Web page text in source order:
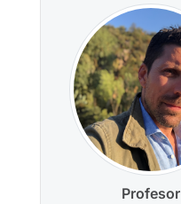
Profesor